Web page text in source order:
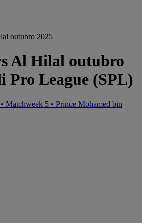
outubro 2025
Al Hilal outubro
Pro League (SPL)
• Matchweek 5 • Prince Mohamed bin